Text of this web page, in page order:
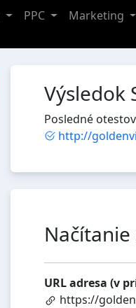
PPC Marketing
Výsledok
Posledné
http://
URL adresa (v
https://